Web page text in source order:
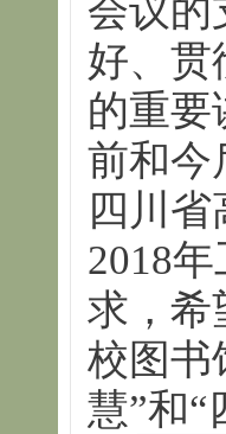
会议的
好、贯
的重要
前和今
四川
2018
求，希
校图书
慧”和“